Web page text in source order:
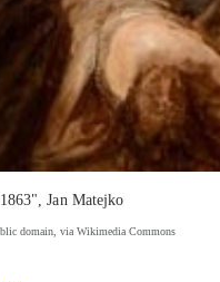
Jan Matejko
domain, via Wikimedia Commons